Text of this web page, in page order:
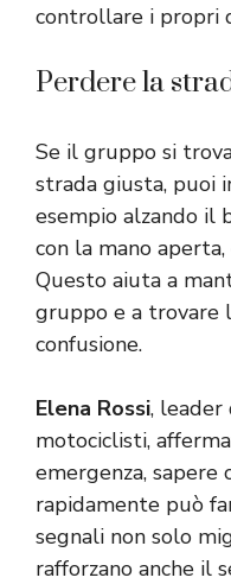
controllare i propri
Perdere la
Se il gruppo si
strada giusta, puoi
esempio alzando il
con la mano aperta,
Questo aiuta a
gruppo e a trovare
confusione.
Elena Rossi,
motociclisti,
emergenza, sapere
rapidamente può
segnali non solo
rafforzano anche il